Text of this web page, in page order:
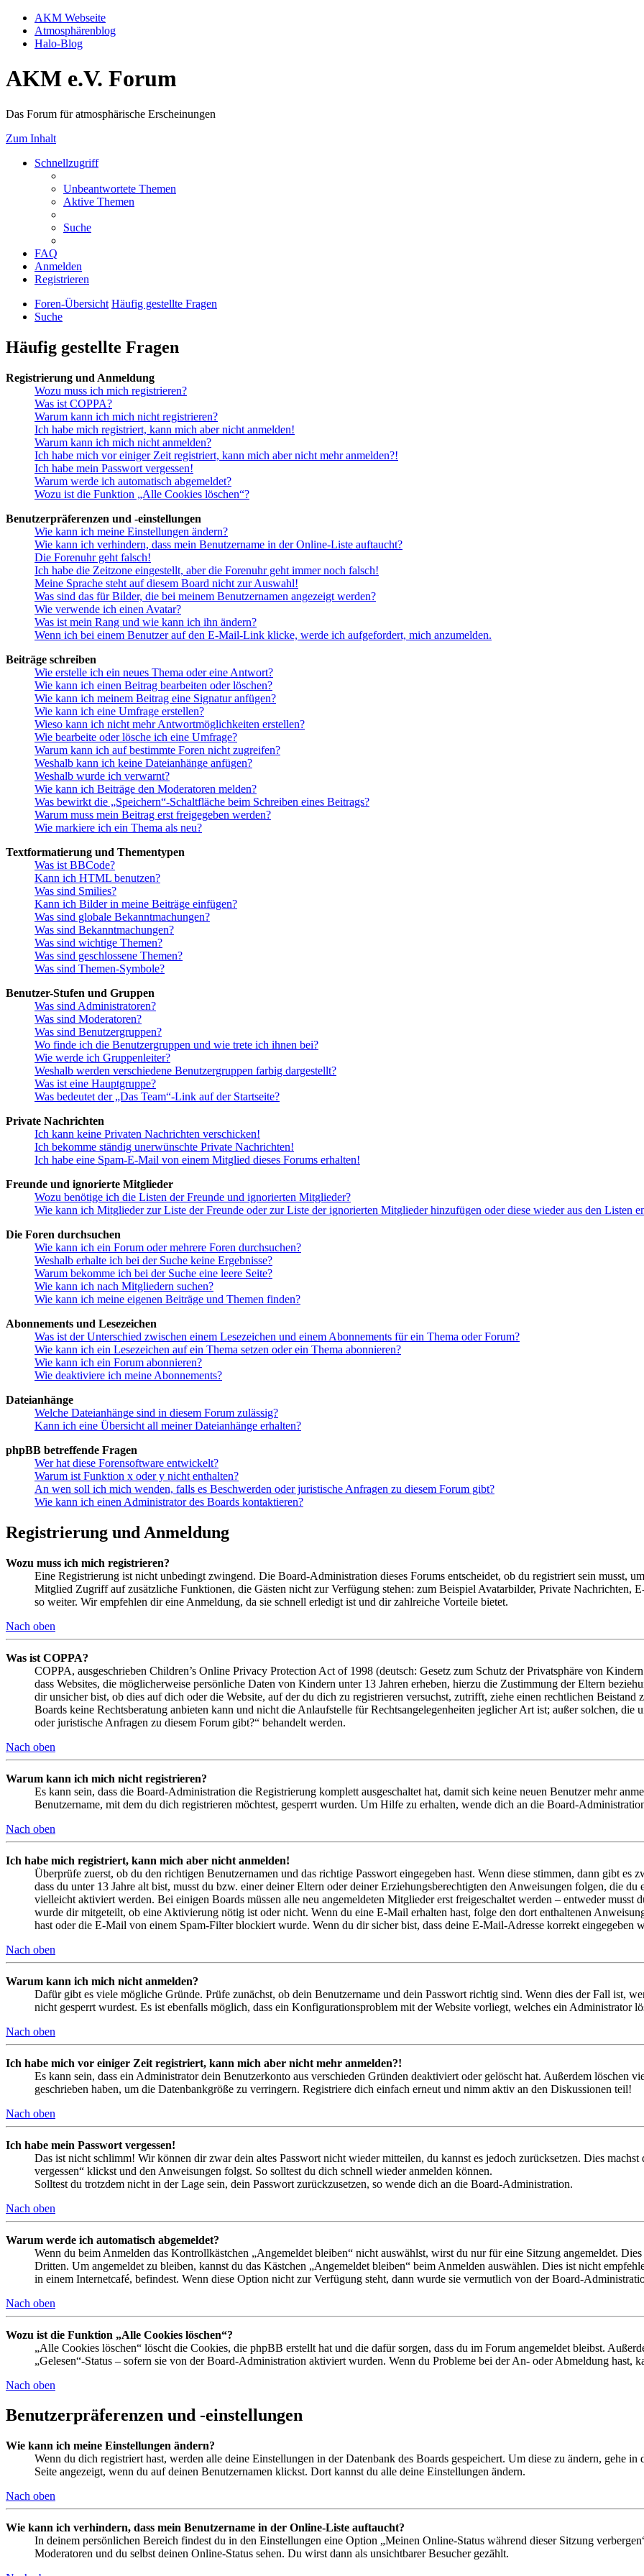
AKM Webseite
Atmosphärenblog
Halo-Blog
AKM e.V. Forum
Das Forum für atmosphärische Erscheinungen
Zum Inhalt
Schnellzugriff
Unbeantwortete Themen
Aktive Themen
Suche
FAQ
Anmelden
Registrieren
Foren-Übersicht Häufig gestellte Fragen
Suche
Häufig gestellte Fragen
Registrierung und Anmeldung
Wozu muss ich mich registrieren?
Was ist COPPA?
Warum kann ich mich nicht registrieren?
Ich habe mich registriert, kann mich aber nicht anmelden!
Warum kann ich mich nicht anmelden?
Ich habe mich vor einiger Zeit registriert, kann mich aber nicht mehr anmelden?!
Ich habe mein Passwort vergessen!
Warum werde ich automatisch abgemeldet?
Wozu ist die Funktion „Alle Cookies löschen“?
Benutzerpräferenzen und -einstellungen
Wie kann ich meine Einstellungen ändern?
Wie kann ich verhindern, dass mein Benutzername in der Online-Liste auftaucht?
Die Forenuhr geht falsch!
Ich habe die Zeitzone eingestellt, aber die Forenuhr geht immer noch falsch!
Meine Sprache steht auf diesem Board nicht zur Auswahl!
Was sind das für Bilder, die bei meinem Benutzernamen angezeigt werden?
Wie verwende ich einen Avatar?
Was ist mein Rang und wie kann ich ihn ändern?
Wenn ich bei einem Benutzer auf den E-Mail-Link klicke, werde ich aufgefordert, mich anzumelden.
Beiträge schreiben
Wie erstelle ich ein neues Thema oder eine Antwort?
Wie kann ich einen Beitrag bearbeiten oder löschen?
Wie kann ich meinem Beitrag eine Signatur anfügen?
Wie kann ich eine Umfrage erstellen?
Wieso kann ich nicht mehr Antwortmöglichkeiten erstellen?
Wie bearbeite oder lösche ich eine Umfrage?
Warum kann ich auf bestimmte Foren nicht zugreifen?
Weshalb kann ich keine Dateianhänge anfügen?
Weshalb wurde ich verwarnt?
Wie kann ich Beiträge den Moderatoren melden?
Was bewirkt die „Speichern“-Schaltfläche beim Schreiben eines Beitrags?
Warum muss mein Beitrag erst freigegeben werden?
Wie markiere ich ein Thema als neu?
Textformatierung und Thementypen
Was ist BBCode?
Kann ich HTML benutzen?
Was sind Smilies?
Kann ich Bilder in meine Beiträge einfügen?
Was sind globale Bekanntmachungen?
Was sind Bekanntmachungen?
Was sind wichtige Themen?
Was sind geschlossene Themen?
Was sind Themen-Symbole?
Benutzer-Stufen und Gruppen
Was sind Administratoren?
Was sind Moderatoren?
Was sind Benutzergruppen?
Wo finde ich die Benutzergruppen und wie trete ich ihnen bei?
Wie werde ich Gruppenleiter?
Weshalb werden verschiedene Benutzergruppen farbig dargestellt?
Was ist eine Hauptgruppe?
Was bedeutet der „Das Team“-Link auf der Startseite?
Private Nachrichten
Ich kann keine Privaten Nachrichten verschicken!
Ich bekomme ständig unerwünschte Private Nachrichten!
Ich habe eine Spam-E-Mail von einem Mitglied dieses Forums erhalten!
Freunde und ignorierte Mitglieder
Wozu benötige ich die Listen der Freunde und ignorierten Mitglieder?
Wie kann ich Mitglieder zur Liste der Freunde oder zur Liste der ignorierten Mitglieder hinzufügen oder diese wieder aus den Listen
Die Foren durchsuchen
Wie kann ich ein Forum oder mehrere Foren durchsuchen?
Weshalb erhalte ich bei der Suche keine Ergebnisse?
Warum bekomme ich bei der Suche eine leere Seite?
Wie kann ich nach Mitgliedern suchen?
Wie kann ich meine eigenen Beiträge und Themen finden?
Abonnements und Lesezeichen
Was ist der Unterschied zwischen einem Lesezeichen und einem Abonnements für ein Thema oder Forum?
Wie kann ich ein Lesezeichen auf ein Thema setzen oder ein Thema abonnieren?
Wie kann ich ein Forum abonnieren?
Wie deaktiviere ich meine Abonnements?
Dateianhänge
Welche Dateianhänge sind in diesem Forum zulässig?
Kann ich eine Übersicht all meiner Dateianhänge erhalten?
phpBB betreffende Fragen
Wer hat diese Forensoftware entwickelt?
Warum ist Funktion x oder y nicht enthalten?
An wen soll ich mich wenden, falls es Beschwerden oder juristische Anfragen zu diesem Forum gibt?
Wie kann ich einen Administrator des Boards kontaktieren?
Registrierung und Anmeldung
Wozu muss ich mich registrieren?
Eine Registrierung ist nicht unbedingt zwingend. Die Board-Administration dieses Forums entscheidet, ob du registriert sein musst,
Mitglied Zugriff auf zusätzliche Funktionen, die Gästen nicht zur Verfügung stehen: zum Beispiel Avatarbilder, Private Nachrichten,
so weiter. Wir empfehlen dir eine Anmeldung, da sie schnell erledigt ist und dir zahlreiche Vorteile bietet.
Nach oben
Was ist COPPA?
COPPA, ausgeschrieben Children’s Online Privacy Protection Act of 1998 (deutsch: Gesetz zum Schutz der Privatsphäre von
dass Websites, die möglicherweise persönliche Daten von Kindern unter 13 Jahren erheben, hierzu die Zustimmung der Eltern
dir unsicher bist, ob dies auf dich oder die Website, auf der du dich zu registrieren versuchst, zutrifft, ziehe einen rechtlichen
Boards keine Rechtsberatung anbieten kann und nicht die Anlaufstelle für Rechtsangelegenheiten jeglicher Art ist; außer solchen,
oder juristische Anfragen zu diesem Forum gibt?“ behandelt werden.
Nach oben
Warum kann ich mich nicht registrieren?
Es kann sein, dass die Board-Administration die Registrierung komplett ausgeschaltet hat, damit sich keine neuen Benutzer mehr
Benutzername, mit dem du dich registrieren möchtest, gesperrt wurden. Um Hilfe zu erhalten, wende dich an die Board-
Nach oben
Ich habe mich registriert, kann mich aber nicht anmelden!
Überprüfe zuerst, ob du den richtigen Benutzernamen und das richtige Passwort eingegeben hast. Wenn diese stimmen, dann gibt es
dass du unter 13 Jahre alt bist, musst du bzw. einer deiner Eltern oder deiner Erziehungsberechtigten den Anweisungen folgen, die
vielleicht aktiviert werden. Bei einigen Boards müssen alle neu angemeldeten Mitglieder erst freigeschaltet werden – entweder musst
wurde dir mitgeteilt, ob eine Aktivierung nötig ist oder nicht. Wenn du eine E-Mail erhalten hast, folge den dort enthaltenen
hast oder die E-Mail von einem Spam-Filter blockiert wurde. Wenn du dir sicher bist, dass deine E-Mail-Adresse korrekt eingegeben
Nach oben
Warum kann ich mich nicht anmelden?
Dafür gibt es viele mögliche Gründe. Prüfe zunächst, ob dein Benutzername und dein Passwort richtig sind. Wenn dies der Fall ist,
nicht gesperrt wurdest. Es ist ebenfalls möglich, dass ein Konfigurationsproblem mit der Website vorliegt, welches ein Administrator
Nach oben
Ich habe mich vor einiger Zeit registriert, kann mich aber nicht mehr anmelden?!
Es kann sein, dass ein Administrator dein Benutzerkonto aus verschieden Gründen deaktiviert oder gelöscht hat. Außerdem löschen
geschrieben haben, um die Datenbankgröße zu verringern. Registriere dich einfach erneut und nimm aktiv an den Diskussionen teil!
Nach oben
Ich habe mein Passwort vergessen!
Das ist nicht schlimm! Wir können dir zwar dein altes Passwort nicht wieder mitteilen, du kannst es jedoch zurücksetzen. Dies
vergessen“ klickst und den Anweisungen folgst. So solltest du dich schnell wieder anmelden können.
Solltest du trotzdem nicht in der Lage sein, dein Passwort zurückzusetzen, so wende dich an die Board-Administration.
Nach oben
Warum werde ich automatisch abgemeldet?
Wenn du beim Anmelden das Kontrollkästchen „Angemeldet bleiben“ nicht auswählst, wirst du nur für eine Sitzung angemeldet.
Dritten. Um angemeldet zu bleiben, kannst du das Kästchen „Angemeldet bleiben“ beim Anmelden auswählen. Dies ist nicht
in einem Internetcafé, befindest. Wenn diese Option nicht zur Verfügung steht, dann wurde sie vermutlich von der Board-
Nach oben
Wozu ist die Funktion „Alle Cookies löschen“?
„Alle Cookies löschen“ löscht die Cookies, die phpBB erstellt hat und die dafür sorgen, dass du im Forum angemeldet bleibst.
„Gelesen“-Status – sofern sie von der Board-Administration aktiviert wurden. Wenn du Probleme bei der An- oder Abmeldung hast,
Nach oben
Benutzerpräferenzen und -einstellungen
Wie kann ich meine Einstellungen ändern?
Wenn du dich registriert hast, werden alle deine Einstellungen in der Datenbank des Boards gespeichert. Um diese zu ändern, gehe
Seite angezeigt, wenn du auf deinen Benutzernamen klickst. Dort kannst du alle deine Einstellungen ändern.
Nach oben
Wie kann ich verhindern, dass mein Benutzername in der Online-Liste auftaucht?
In deinem persönlichen Bereich findest du in den Einstellungen eine Option „Meinen Online-Status während dieser Sitzung
Moderatoren und du selbst deinen Online-Status sehen. Du wirst dann als unsichtbarer Besucher gezählt.